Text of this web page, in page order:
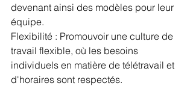
devenant ainsi des modèles pour leur
équipe.
Flexibilité : Promouvoir une culture de
travail flexible, où les besoins
individuels en matière de télétravail et
d'horaires sont respectés.